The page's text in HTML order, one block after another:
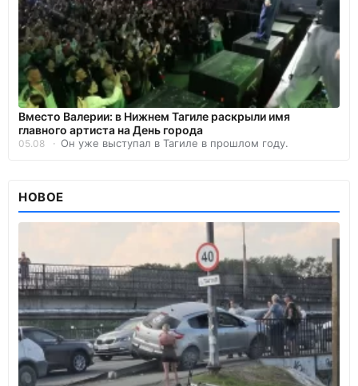
Вместо Валерии: в Нижнем Тагиле раскрыли имя
главного артиста на День города
05.08 Он уже выступал в Тагиле в прошлом году.
НОВОЕ